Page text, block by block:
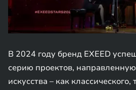
В 2024 году бренд EXEED
серию проектов,
искусства – как